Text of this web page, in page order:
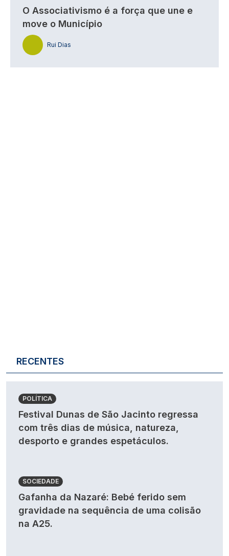
O Associativismo é a força que une e
move o Município
Rui Dias
RECENTES
POLÍTICA
Festival Dunas de São Jacinto regressa
com três dias de música, natureza,
desporto e grandes espetáculos.
SOCIEDADE
Gafanha da Nazaré: Bebé ferido sem
gravidade na sequência de uma colisão
na A25.